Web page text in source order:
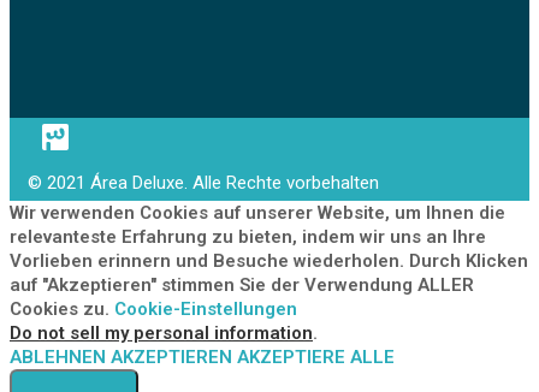
© 2021 Área Deluxe. Alle Rechte vorbehalten
Wir verwenden Cookies auf unserer Website, um Ihnen die
relevanteste Erfahrung zu bieten, indem wir uns an Ihre
Vorlieben erinnern und Besuche wiederholen. Durch Klicken
auf "Akzeptieren" stimmen Sie der Verwendung ALLER
Cookies zu. Cookie-Einstellungen
Do not sell my personal information.
ABLEHNEN AKZEPTIEREN AKZEPTIERE ALLE